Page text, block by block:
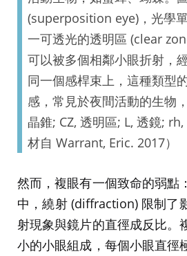
(superposition eye)，光學
一可透光的透明區 (clear
可以被多個相鄰小眼折射，
同一個感桿束上，這種類型
感，常見於夜間活動的生物
晶錐; CZ, 透明區; L, 透鏡;
材自 Warrant, Eric. 2017）
然而，複眼有一個致命的弱點
中，繞射 (diffraction) 限制了
射現象與鏡片的直徑成反比。
小的小眼組成，每個小眼直徑